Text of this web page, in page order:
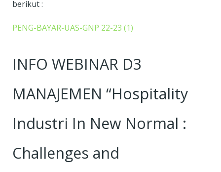
berikut :
PENG-BAYAR-UAS-GNP 22-23 (1)
INFO WEBINAR D3
MANAJEMEN “Hospitality
Industri In New Normal :
Challenges and